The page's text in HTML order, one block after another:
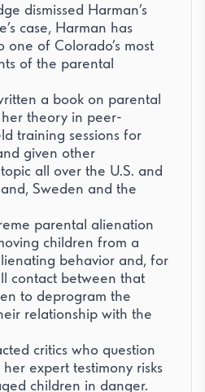
dismissed Harman’s
case, Harman has
of Colorado’s most
of the parental
a book on parental
theory in peer-
training sessions for
given other
all over the U.S. and
Sweden and the
parental alienation
children from a
behavior and, for
contact between that
to deprogram the
relationship with the
critics who question
expert testimony risks
children in danger.